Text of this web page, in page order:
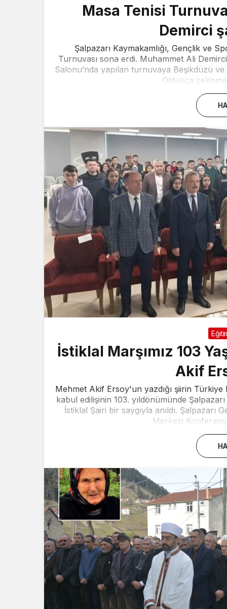
Masa Tenisi
Demirci
Şalpazarı Kaymakamlığı, Gençlik ve
Turnuvası sona erdi. Muhammet Ali
Salonu’nda yapılan turnuvaya Beşikdüzü
Oldukça
İstiklal Marşımız 103
Akif
Mehmet Akif Ersoy'un yazdığı şiirin
kabul edilişinin 103. yıldönümünde
İstiklal Şairi bir saygıyla anıldı.
Merkezi